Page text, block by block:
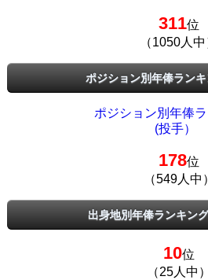
311位
（1050人中
ポジション別年俸ランキ
ポジション別年俸
(投手）
178位
（549人中）
出身地別年俸ランキング
10位
（25人中）